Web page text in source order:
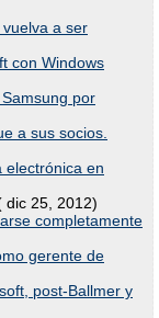
a ser
con Windows
por
a sus socios.
electrónica en
dic 25, 2012)
completamente
gerente de
post-Ballmer y